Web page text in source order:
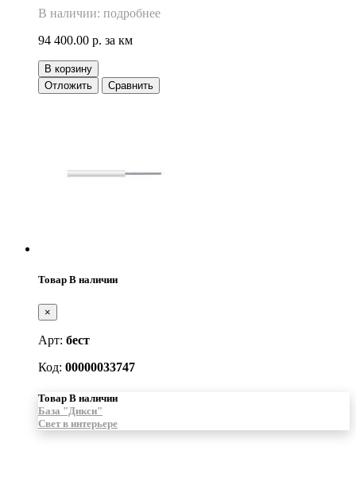
В наличии: подробнее
94 400.00 р. за км
В корзину
Отложить
Сравнить
Товар В наличии
×
Арт: бест
Код: 00000033747
Товар В наличии
База "Дикси"
Свет в интерьере